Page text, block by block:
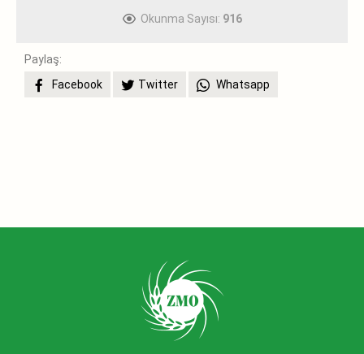
Okunma Sayısı: 916
Paylaş:
Facebook
Twitter Whatsapp